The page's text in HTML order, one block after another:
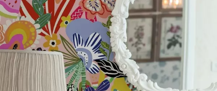
65.0039.00 €/m²